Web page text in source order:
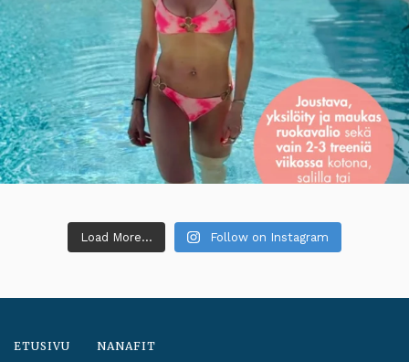
Load More... Follow on Instagram
ETUSIVU NANAFIT